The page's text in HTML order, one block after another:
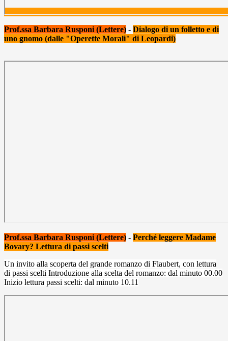
Prof.ssa Barbara Rusponi (Lettere) - Dialogo di un folletto e di
uno gnomo (dalle "Operette Morali" di Leopardi)
Prof.ssa Barbara Rusponi (Lettere) - Perché leggere Madame
Bovary? Lettura di passi scelti
Un invito alla scoperta del grande romanzo di Flaubert, con lettura
di passi scelti Introduzione alla scelta del romanzo: dal minuto 00.00
Inizio lettura passi scelti: dal minuto 10.11